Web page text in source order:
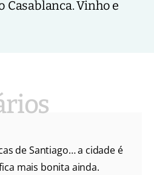
Casablanca. Vinho e
de Santiago… a cidade é
mais bonita ainda.